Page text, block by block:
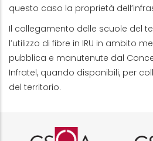
questo caso la proprietà
Il collegamento delle scuole del
l’utilizzo di fibre in IRU in ambito
pubblica e manutenute dal
Infratel, quando disponibili, per
del territorio.
Logo